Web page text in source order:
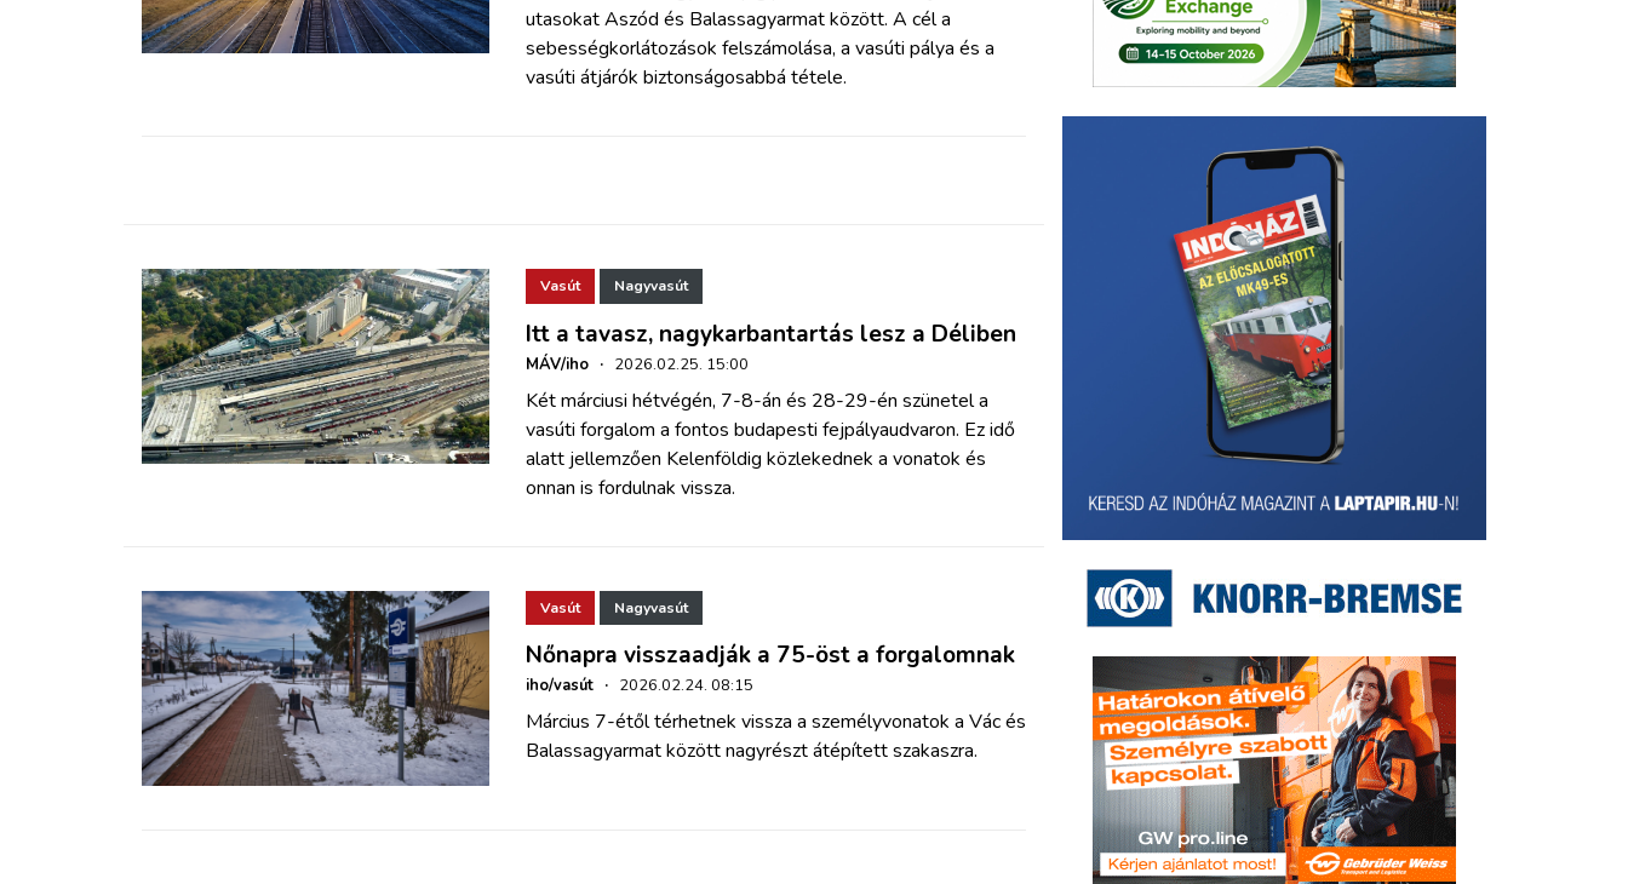
WEBSHOP
BELÉPÉS
REGISZTRÁCIÓ
utasokat Aszód és Balassagyarmat között. A cél a
sebességkorlátozások felszámolása, a vasúti pálya és a
vasúti átjárók biztonságosabbá tétele.
Vasút Nagyvasút
Itt a tavasz, nagykarbantartás lesz a Déliben
MÁV/iho · 2026.02.25. 15:00
Két márciusi hétvégén, 7-8-án és 28-29-én szünetel a
vasúti forgalom a fontos budapesti fejpályaudvaron. Ez idő
alatt jellemzően Kelenföldig közlekednek a vonatok és
onnan is fordulnak vissza.
Vasút Nagyvasút
Nőnapra visszaadják a 75-öst a forgalomnak
iho/vasút · 2026.02.24. 08:15
Március 7-étől térhetnek vissza a személyvonatok a Vác és
Balassagyarmat között nagyrészt átépített szakaszra.